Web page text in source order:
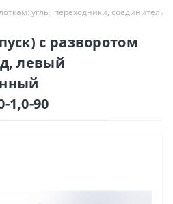
углы, переходники, соединители
с разворотом
левый
1,0-90